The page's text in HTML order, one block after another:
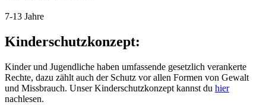
7-13 Jahre
Kinderschutzkonzept:
Kinder und Jugendliche haben umfassende gesetzlich verankerte
Rechte, dazu zählt auch der Schutz vor allen Formen von Gewalt
und Missbrauch. Unser Kinderschutzkonzept kannst du hier
nachlesen.